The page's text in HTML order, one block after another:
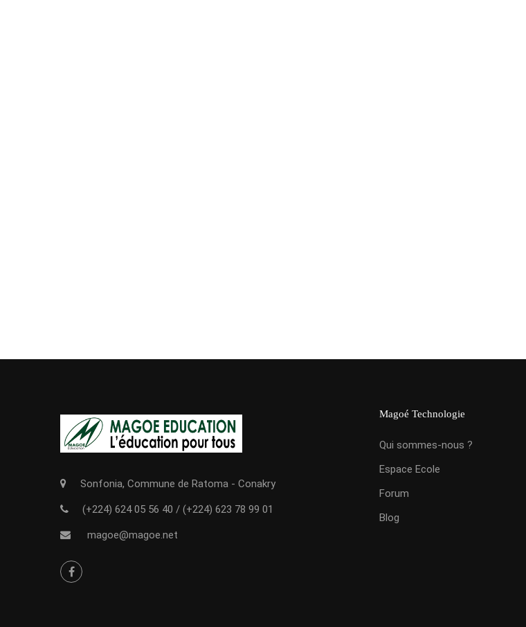
Sonfonia, Commune de Ratoma - Conakry
(+224) 624 05 56 40 / (+224) 623 78 99 01
magoe@magoe.net
Magoé Technologie
Qui sommes-nous ?
Espace Ecole
Forum
Blog